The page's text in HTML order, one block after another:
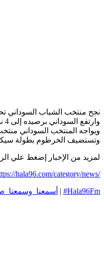
نجح منتخب الشباب السوداني تحت سن (20) في الفوز على منتخب جيبوتي بهدف اللاعب زاهر توتو في مباراة مساء اليوم في بطولة سيكافا المؤهله
وارتفع السوداني برصيده إلى 4 نقاط في المركز الثاني في المجموعة التي تضم بجانبه كل من جنوب السودان جيبوتي وبورندي وتعادل في المباراة الأولى مع منتخب جنوب السودان
ويواجه المنتخب السوداني
وتستضيف الخرطوم بطولة
لمزيد من الإخبار إضغط علي
hala96.com/category/news/
| #Hala96Fm